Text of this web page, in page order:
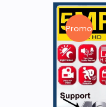
Promo